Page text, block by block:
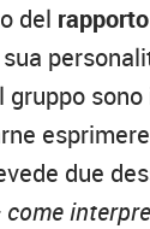
del
gruppo
due
come